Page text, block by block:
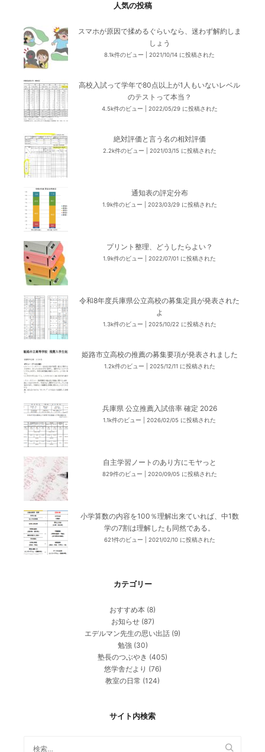
人気の投稿
スマホが原因で揉めるぐらいなら、迷わず解約しま
しょう
8.1k件のビュー 2021/10/14 に投稿された
高校入試って学年で80点以上が1人もいないレベル
のテストって本当？
4.5k件のビュー 2022/05/29 に投稿された
絶対評価と言う名の相対評価
2.2k件のビュー 2021/03/15 に投稿された
通知表の評定分布
1.9k件のビュー 2023/03/29 に投稿された
プリント整理、どうしたらよい？
1.9k件のビュー 2022/07/01 に投稿された
令和8年度兵庫県公立高校の募集定員が発表された
よ
1.3k件のビュー 2025/10/22 に投稿された
姫路市立高校の推薦の募集要項が発表されました
1.2k件のビュー 2025/12/11 に投稿された
兵庫県 公立推薦入試倍率 確定 2026
1.1k件のビュー 2026/02/05 に投稿された
自主学習ノートのあり方にモヤっと
829件のビュー 2020/09/05 に投稿された
小学算数の内容を100％理解出来ていれば、中1数
学の7割は理解したも同然である。
621件のビュー 2021/02/10 に投稿された
カテゴリー
おすすめ本 (8)
お知らせ(87)
エデルマン先生の思い出話 (9)
勉強 (30)
塾長のつぶやき (405)
悠学舎だより (76)
教室の日常 (124)
サイト内検索